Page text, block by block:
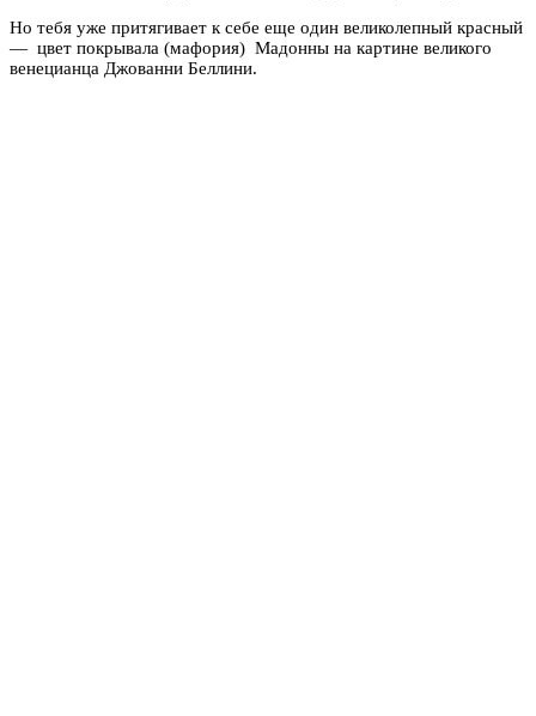
Но тебя уже притягивает к себе еще один великолепный красный
— цвет покрывала (мафория) Мадонны на картине великого
венецианца Джованни Беллини.